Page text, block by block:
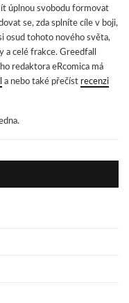
úplnou svobodu formovat
se, zda splníte cíle v boji,
osud tohoto nového světa,
celé frakce. Greedfall
redaktora eRcomica má
a nebo také přečíst recenzi